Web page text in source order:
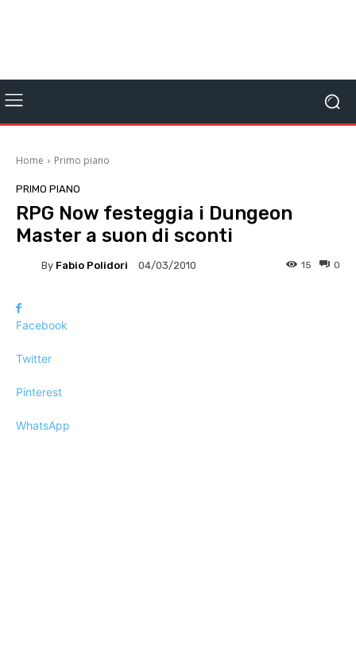
Home Primo piano
PRIMO PIANO
RPG Now festeggia i Dungeon
Master a suon di sconti
By Fabio Polidori 04/03/2010 0
15
Facebook
Twitter
Pinterest
WhatsApp